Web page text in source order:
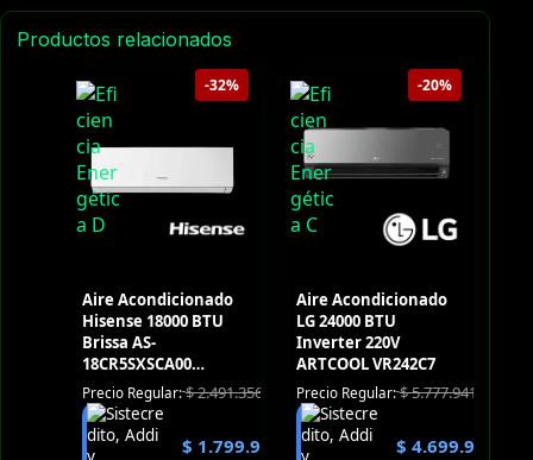
Productos relacionados
-32%
Aire Acondicionado
Hisense 18000 BTU
Brissa AS-
18CR5SXSCA00
Convencional 220V
Precio Regular:$2.491.356
$ 1.799.900
-20%
Aire Acondicionado
LG 24000 BTU
Inverter 220V
ARTCOOL VR242C7
Precio Regular:$5.777.941
$ 4.699.900